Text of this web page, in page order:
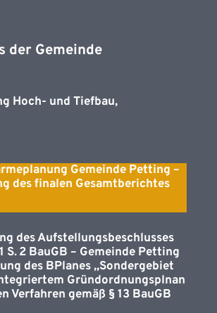
der Gemeinde
Hoch- und Tiefbau,
Gemeinde Petting –
des finalen Gesamtberichtes
des Aufstellungsbeschlusses
S. 2 BauGB – Gemeinde Petting
des BPlanes „Sondergebiet
Gründordnungsplnan
Verfahren gemäß § 13 BauGB